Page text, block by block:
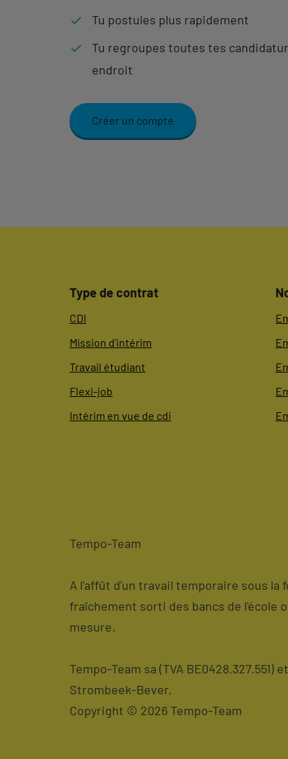
Tu postules plus rapidement
Tu regroupes toutes tes
endroit
Créer un compte
Type de contrat
CDI
Mission d'intérim
Travail étudiant
Flexi-job
Intérim en vue de cdi
Tempo-Team
A l'affût d'un travail temporaire sous la
fraîchement sorti des bancs de l'école
mesure.
Tempo-Team sa (TVA BE0428.327.551)
Strombeek-Bever.
Copyright © 2026 Tempo-Team